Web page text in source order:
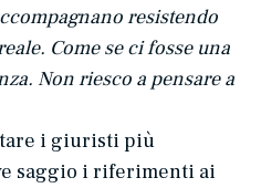
resistendo
Come se ci fosse una
Non riesco a pensare a
i giuristi più
saggio i riferimenti ai